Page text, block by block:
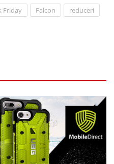
Friday Falcon reduceri